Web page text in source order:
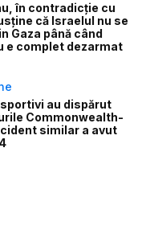
în contradicție cu
că Israelul nu se
Gaza până când
e complet dezarmat
au dispărut
Commonwealth-
similar a avut